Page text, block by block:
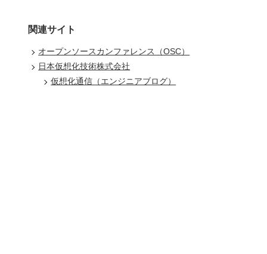
関連サイト
オープンソースカンファレンス（OSC）
日本仮想化技術株式会社
仮想化通信（エンジニアブログ）